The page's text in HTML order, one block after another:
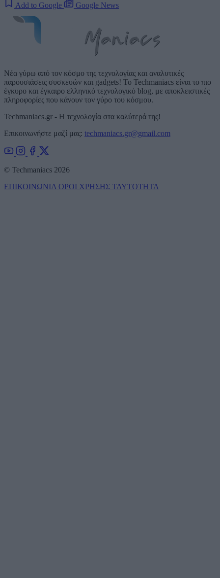
Add to Google Google News
Νέα γύρω από τον κόσμο της τεχνολογίας και αναλυτικές
παρουσιάσεις συσκευών και gadgets! Το Techmaniacs είναι το πιο
έγκυρο και έγκαιρο ελληνικό τεχνολογικό blog, με αποκλειστικές
πληροφορίες που κάνουν τον γύρο του κόσμου.
Techmaniacs.gr - Η τεχνολογία στα καλύτερά της!
Επικοινωνήστε μαζί μας: techmaniacs.gr@gmail.com
© Techmaniacs 2026
ΕΠΙΚΟΙΝΩΝΙΑ ΟΡΟΙ ΧΡΗΣΗΣ ΤΑΥΤΟΤΗΤΑ